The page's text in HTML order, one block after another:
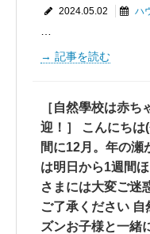
2024.05.02 ハ
記事を読む
［自然學校は赤
迎！］ こんにちは
間に12月。年の瀬
は明日から1週間
さまには大変ご迷
ご了承ください
ズン️お子様と一緒